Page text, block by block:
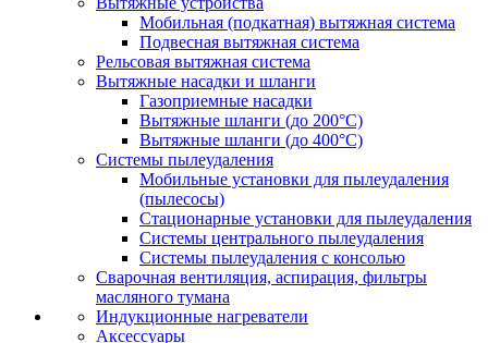
Мобильная (подкатная) вытяжная система
Подвесная вытяжная система
Рельсовая вытяжная система
Вытяжные насадки и шланги
Газоприемные насадки
Вытяжные шланги (до 200°C)
Вытяжные шланги (до 400°C)
Системы пылеудаления
Мобильные установки для пылеудаления
(пылесосы)
Стационарные установки для пылеудаления
Системы центрального пылеудаления
Системы пылеудаления с консолью
Сварочная вентиляция, аспирация, фильтры
масляного тумана
Индукционные нагреватели
Аксессуары